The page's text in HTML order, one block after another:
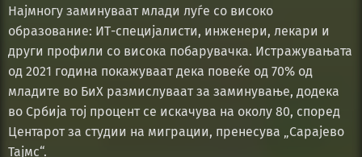
Најмногу заминуваат млади луѓе со високо
образование: ИТ-специјалисти, инженери, лекари и
други профили со висока побарувачка. Истражувањата
од 2021 година покажуваат дека повеќе од 70% од
младите во БиХ размислуваат за заминување, додека
во Србија тој процент се искачува на околу 80, според
Центарот за студии на миграции, пренесува „Сарајево
Тајмс“.